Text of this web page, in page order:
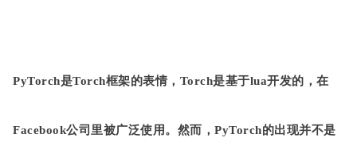
PyTorch是Torch框架的表情，Torch是基于lua开发的，在
Facebook公司里被广泛使用。然而，PyTorch的出现并不是